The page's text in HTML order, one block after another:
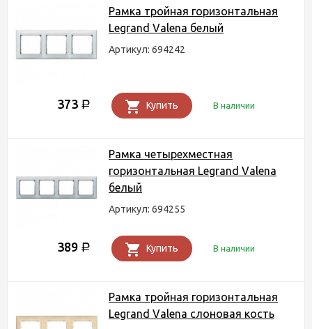
Рамка тройная горизонтальная
Legrand Valena белый
Артикул: 694242
373 Р Купить В наличии
Рамка четырехместная
горизонтальная Legrand Valena
белый
Артикул: 694255
389 Р Купить В наличии
Рамка тройная горизонтальная
Legrand Valena слоновая кость